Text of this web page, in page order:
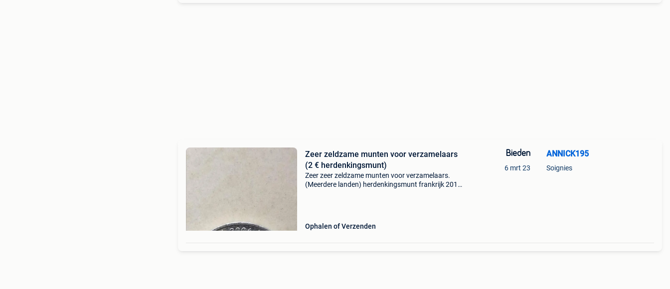
Zeer zeldzame munten voor verzamelaars
(2 € herdenkingsmunt)
Zeer zeer zeldzame munten voor verzamelaars.
(Meerdere landen) herdenkingsmunt frankrijk 2011
Ophalen of Verzenden
Bieden
6 mrt 23
ANNICK195
Soignies